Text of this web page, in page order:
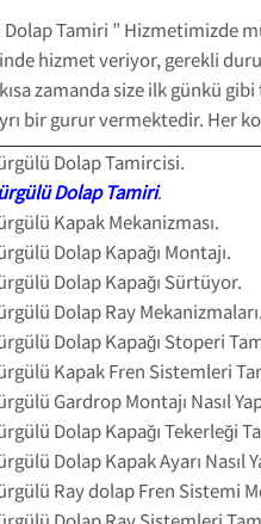
Dolap Tamiri ”
hizmet veriyor, gerekli
zamanda size ilk günkü
bir gurur vermektedir. Her
Dolap Tamircisi.
Dolap Tamiri.
Kapak Mekanizması.
Dolap Kapağı Montajı.
Dolap Kapağı Sürtüyor.
Dolap Ray Mekanizmaları.
Dolap Kapağı Stoperi
Kapak Fren Sistemleri
Gardrop Montajı Nasıl
Dolap Kapağı Tekerleği
Dolap Kapak Ayarı Nasıl
Ray dolap Fren Sistemi